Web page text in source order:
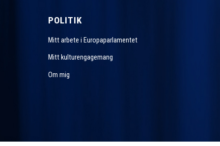
POLITIK
Mitt arbete i Europaparlamentet
Mitt kulturengagemang
Om mig